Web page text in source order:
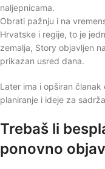
naljepnicama.
Obrati pažnju i na
Hrvatske i regije, to je
zemalja, Story objavljen
prikazan usred dana.
Later ima i opširan
planiranje i ideje za
Trebaš li
ponovno